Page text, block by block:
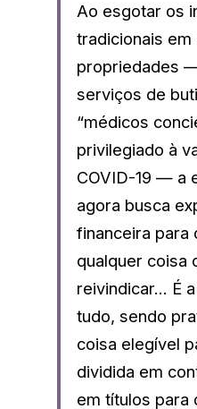
Ao esgotar os
tradicionais em
propriedades
serviços de
“médicos
privilegiado à
COVID-19 — a
agora busca
financeira para
qualquer coisa
reivindicar… É
tudo, sendo
coisa elegível
dividida em
em títulos para